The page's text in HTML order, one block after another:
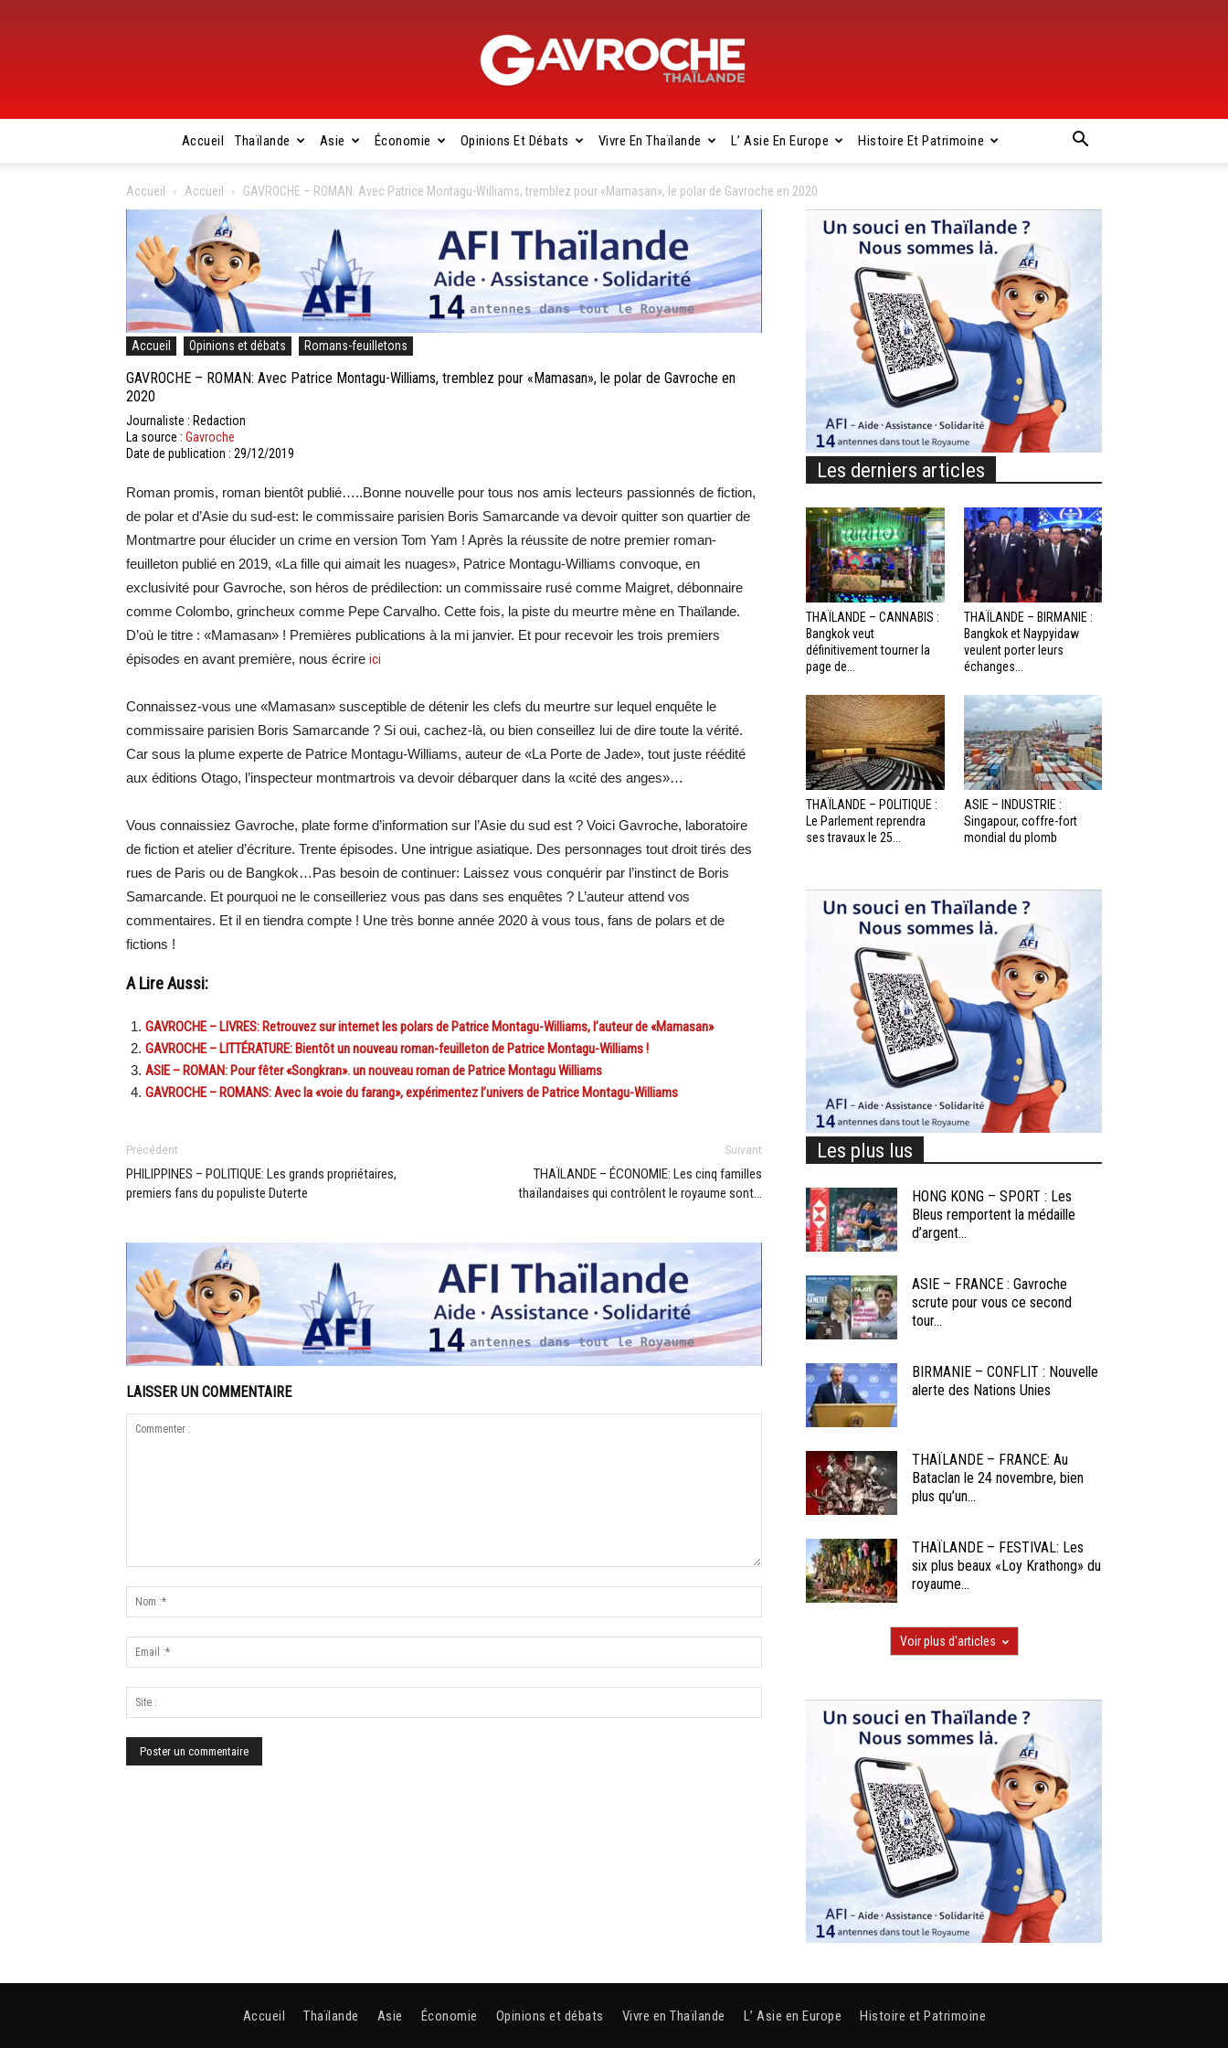
Gavroche
Thaïlande
Accueil Thaïlande Asie Économie Opinions Et Débats Vivre En Thaïlande L’ Asie En Europe Histoire Et Patrimoine
Accueil Accueil GAVROCHE – ROMAN: Avec Patrice Montagu-Williams, tremblez pour «Mamasan», le polar de Gavroche en 2020
Accueil Opinions et débats Romans-feuilletons
GAVROCHE – ROMAN: Avec Patrice Montagu-Williams, tremblez pour «Mamasan», le polar de Gavroche en
2020
Journaliste : Redaction
La source : Gavroche
Date de publication : 29/12/2019
Roman promis, roman bientôt publié…..Bonne nouvelle pour tous nos amis lecteurs passionnés de fiction,
de polar et d’Asie du sud-est: le commissaire parisien Boris Samarcande va devoir quitter son quartier de
Montmartre pour élucider un crime en version Tom Yam ! Après la réussite de notre premier roman-
feuilleton publié en 2019, «La fille qui aimait les nuages», Patrice Montagu-Williams convoque, en
exclusivité pour Gavroche, son héros de prédilection: un commissaire rusé comme Maigret, débonnaire
comme Colombo, grincheux comme Pepe Carvalho. Cette fois, la piste du meurtre mène en Thaïlande.
D’où le titre : «Mamasan» ! Premières publications à la mi janvier. Et pour recevoir les trois premiers
épisodes en avant première, nous écrire ici
Connaissez-vous une «Mamasan» susceptible de détenir les clefs du meurtre sur lequel enquête le
commissaire parisien Boris Samarcande ? Si oui, cachez-là, ou bien conseillez lui de dire toute la vérité.
Car sous la plume experte de Patrice Montagu-Williams, auteur de «La Porte de Jade», tout juste réédité
aux éditions Otago, l’inspecteur montmartrois va devoir débarquer dans la «cité des anges»…
Vous connaissiez Gavroche, plate forme d’information sur l’Asie du sud est ? Voici Gavroche, laboratoire
de fiction et atelier d’écriture. Trente épisodes. Une intrigue asiatique. Des personnages tout droit tirés des
rues de Paris ou de Bangkok…Pas besoin de continuer: Laissez vous conquérir par l’instinct de Boris
Samarcande. Et pourquoi ne le conseilleriez vous pas dans ses enquêtes ? L’auteur attend vos
commentaires. Et il en tiendra compte ! Une très bonne année 2020 à vous tous, fans de polars et de
fictions !
A Lire Aussi:
GAVROCHE – LIVRES: Retrouvez sur internet les polars de Patrice Montagu-Williams, l’auteur de «Mamasan»
GAVROCHE – LITTÉRATURE: Bientôt un nouveau roman-feuilleton de Patrice Montagu-Williams !
ASIE – ROMAN: Pour fêter «Songkran». un nouveau roman de Patrice Montagu Williams
GAVROCHE – ROMANS: Avec la «voie du farang», expérimentez l’univers de Patrice Montagu-Williams
Précédent
PHILIPPINES – POLITIQUE: Les grands propriétaires,
premiers fans du populiste Duterte
Suivant
THAÏLANDE – ÉCONOMIE: Les cinq familles
thaïlandaises qui contrôlent le royaume sont…
LAISSER UN COMMENTAIRE
Les derniers articles
THAÏLANDE – CANNABIS :
Bangkok veut
définitivement tourner la
page de...
THAÏLANDE – BIRMANIE :
Bangkok et Naypyidaw
veulent porter leurs
échanges...
THAÏLANDE – POLITIQUE :
Le Parlement reprendra
ses travaux le 25...
ASIE – INDUSTRIE :
Singapour, coffre-fort
mondial du plomb
Les plus lus
HONG KONG – SPORT : Les
Bleus remportent la médaille
d’argent...
ASIE – FRANCE : Gavroche
scrute pour vous ce second
tour...
BIRMANIE – CONFLIT : Nouvelle
alerte des Nations Unies
THAÏLANDE – FRANCE: Au
Bataclan le 24 novembre, bien
plus qu’un...
THAÏLANDE – FESTIVAL: Les
six plus beaux «Loy Krathong» du
royaume...
Voir plus d'articles
Accueil Thaïlande Asie Économie Opinions et débats Vivre en Thaïlande L’ Asie en Europe Histoire et Patrimoine